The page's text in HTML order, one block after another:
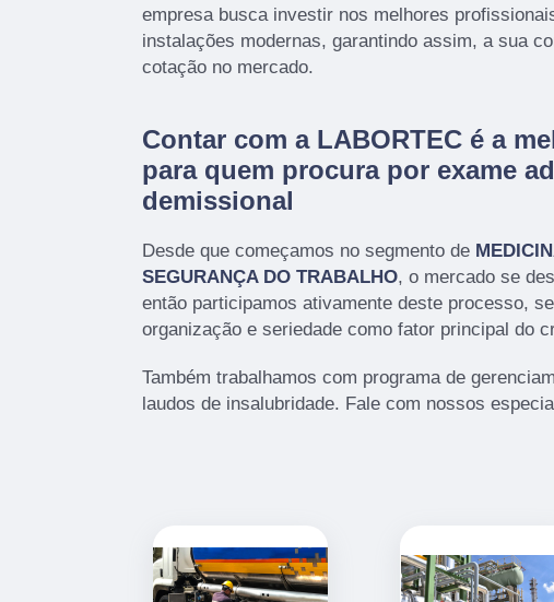
empresa busca investir nos melhores
instalações modernas, garantindo assim, a sua
cotação no mercado.
Contar com a LABORTEC é a
para quem procura por exame
demissional
Desde que começamos no segmento de
SEGURANÇA DO TRABALHO, o mercado se
então participamos ativamente deste processo,
organização e seriedade como fator principal do
Também trabalhamos com programa de
laudos de insalubridade. Fale com nossos